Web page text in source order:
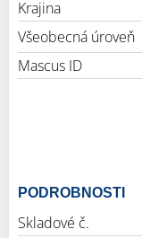
Krajina
Všeobecná úroveň
Mascus ID
PODROBNOSTI
Skladové č.